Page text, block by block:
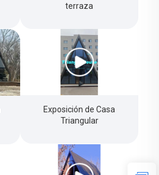
terraza
Exposición de Casa
Triangular